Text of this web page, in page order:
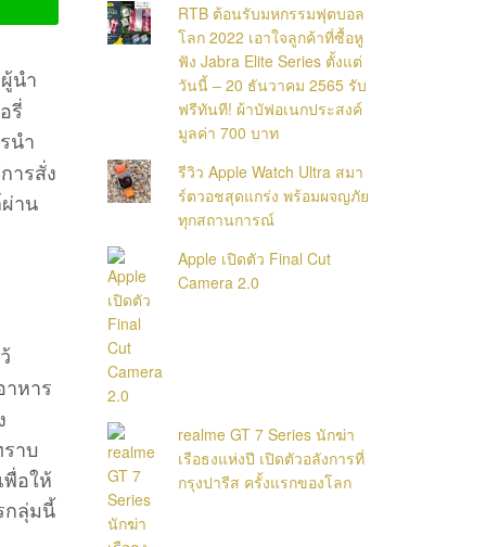
ผู้นำ
รี่
นำ
ารสั่ง
าน
หาร
าบ
อให้
กลุ่มนี้
RTB ต้อนรับมหกรรมฟุตบอล
โลก 2022 เอาใจลูกค้าที่ซื้อหู
ฟัง Jabra Elite Series ตั้งแต่
วันนี้ – 20 ธันวาคม 2565 รับ
ฟรีทันที! ผ้าบัฟอเนกประสงค์
มูลค่า 700 บาท
รีวิว Apple Watch Ultra สมา
ร์ตวอชสุดแกร่ง พร้อมผจญภัย
ทุกสถานการณ์
Apple เปิดตัว Final Cut
Camera 2.0
realme GT 7 Series นักฆ่า
เรือธงแห่งปี เปิดตัวอลังการที่
กรุงปารีส ครั้งแรกของโลก